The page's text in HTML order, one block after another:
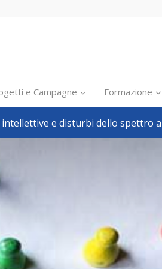
Inclusione scolastica
Inclusione lavorativa
Avvisi, bandi
Ricerca e Scienza
Welfare locale
e Campagne Formazione
e disturbi dello spettro